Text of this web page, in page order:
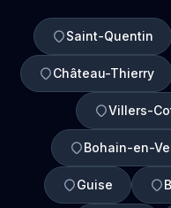
Saint-Quentin
Château-Thierry
Villers-
Bohain-en-
Guise